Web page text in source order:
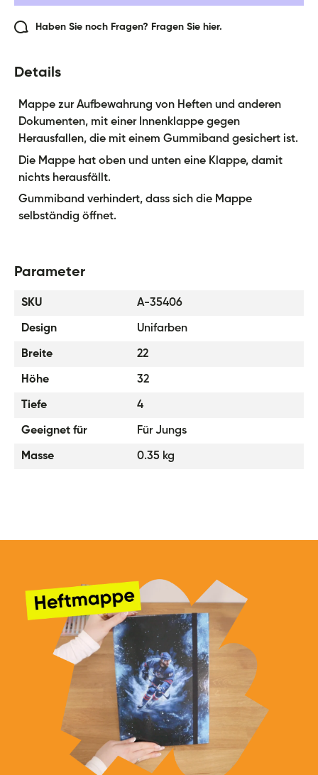
Haben Sie noch Fragen? Fragen Sie hier.
Details
Mappe zur Aufbewahrung von Heften und anderen
Dokumenten, mit einer Innenklappe gegen
Herausfallen, die mit einem Gummiband gesichert ist.
Die Mappe hat oben und unten eine Klappe, damit
nichts herausfällt.
Gummiband verhindert, dass sich die Mappe
selbständig öffnet.
Parameter
SKU A-35406
Design Unifarben
Breite 22
Höhe 32
Tiefe 4
Geeignet für Für Jungs
Masse 0.35 kg